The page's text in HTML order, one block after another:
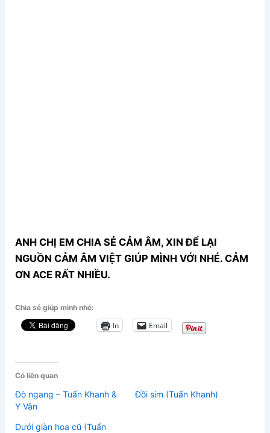
ANH CHỊ EM CHIA SẺ CẢM ÂM, XIN ĐỂ LẠI
NGUỒN CẢM ÂM VIỆT GIÚP MÌNH VỚI NHÉ. CẢM
ƠN ACE RẤT NHIỀU.
Chia sẻ giúp mình nhé:
In Email
Có liên quan
Đò ngang – Tuấn Khanh &
Y Vân
Đồi sim (Tuấn Khanh)
Dưới giàn hoa cũ (Tuấn